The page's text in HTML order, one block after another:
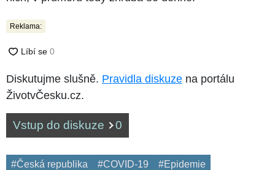
Reklama:
Diskutujme slušně. Pravidla diskuze na portálu
ŽivotvČesku.cz.
Vstup do diskuze 0
#Česká republika #COVID-19
#Epidemie